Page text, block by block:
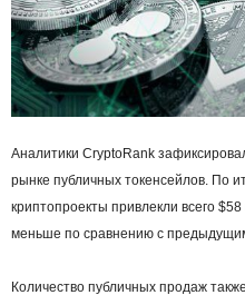
Аналитики CryptoRank
рынке публичных токенсейлов. По
криптопроекты привлекли всего
меньше по сравнению с
Количество публичных продаж